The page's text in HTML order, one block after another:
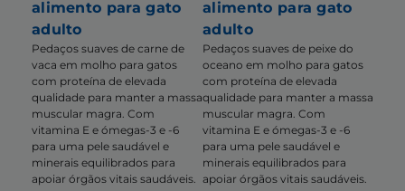
alimento para gato
adulto
Pedaços suaves de carne de
vaca em molho para gatos
com proteína de elevada
qualidade para manter a massa
muscular magra. Com
vitamina E e ómegas-3 e -6
para uma pele saudável e
minerais equilibrados para
apoiar órgãos vitais saudáveis.
alimento para gato
adulto
Pedaços suaves de peixe do
oceano em molho para gatos
com proteína de elevada
qualidade para manter a massa
muscular magra. Com
vitamina E e ómegas-3 e -6
para uma pele saudável e
minerais equilibrados para
apoiar órgãos vitais saudáveis.